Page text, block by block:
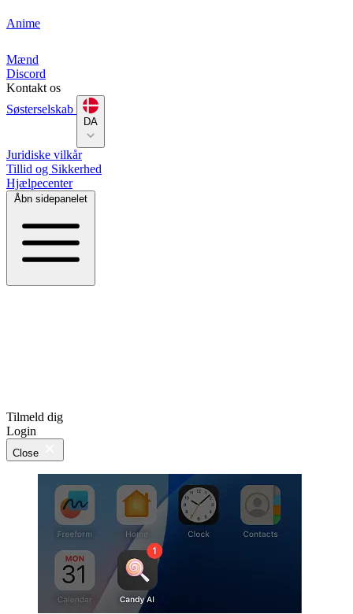
Anime
Mænd
Discord
Kontakt os
Søsterselskab
DA
Juridiske vilkår
Tillid og Sikkerhed
Hjælpecenter
Åbn sidepanelet
Tilmeld dig
Login
Close